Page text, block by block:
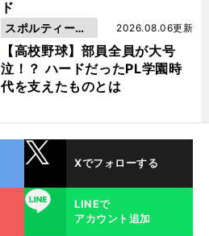
ド
【高校野球】部員全員が大号
泣！？ ハードだったPL学園時
代を支えたものとは
2026.08.06更新
スポルティーバ
動画
Xでフォローする
LINE
LINEで
アカウント追加